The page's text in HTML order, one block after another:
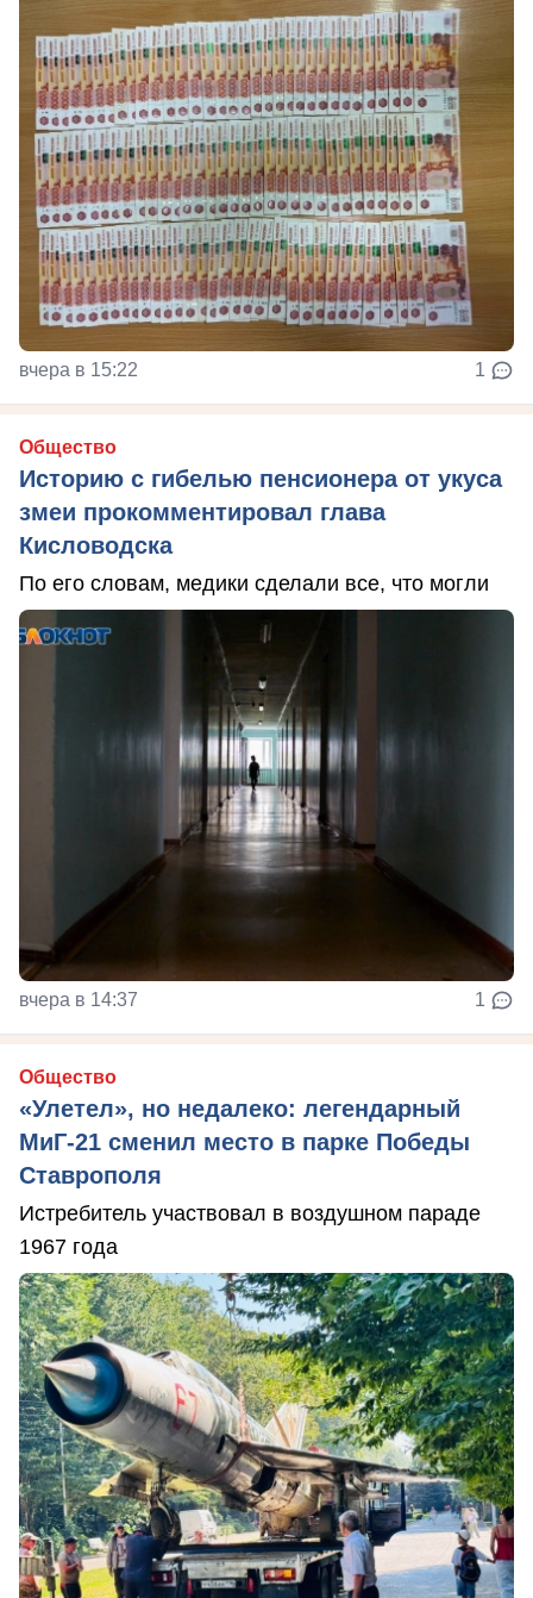
вчера в 15:22 1
Общество
Историю с гибелью пенсионера от укуса
змеи прокомментировал глава
Кисловодска
По его словам, медики сделали все, что могли
вчера в 14:37 1
Общество
«Улетел», но недалеко: легендарный
МиГ-21 сменил место в парке Победы
Ставрополя
Истребитель участвовал в воздушном параде
1967 года